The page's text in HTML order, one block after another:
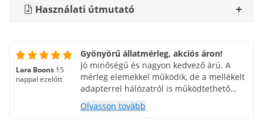
Használati útmutató
Lara Boons 15
nappal ezelőtt
Gyönyörű állatmérleg, akciós áron!
Jó minőségű és nagyon kedvező árú. A
mérleg elemekkel működik, de a mellékelt
adapterrel hálózatról is működtethető
(előtte ne felejtsd el kivenni az elemeket).
Van egy Welsh Corgi kutyám, és
Olvasson tovább